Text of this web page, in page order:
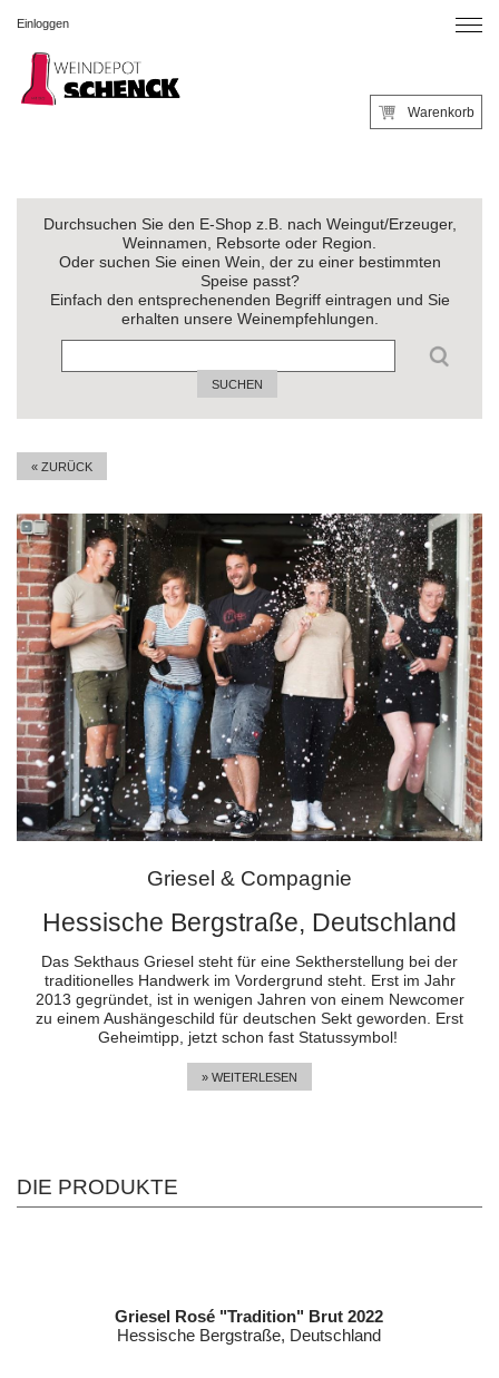
Einloggen
Warenkorb
Durchsuchen Sie den E-Shop z.B. nach Weingut/Erzeuger,
Weinnamen, Rebsorte oder Region.
Oder suchen Sie einen Wein, der zu einer bestimmten
Speise passt?
Einfach den entsprechenenden Begriff eintragen und Sie
erhalten unsere Weinempfehlungen.
SUCHEN
« ZURÜCK
Griesel & Compagnie
Hessische Bergstraße, Deutschland
Das Sekthaus Griesel steht für eine Sektherstellung bei der
traditionelles Handwerk im Vordergrund steht. Erst im Jahr
2013 gegründet, ist in wenigen Jahren von einem Newcomer
zu einem Aushängeschild für deutschen Sekt geworden. Erst
Geheimtipp, jetzt schon fast Statussymbol!
» WEITERLESEN
DIE PRODUKTE
Griesel Rosé "Tradition" Brut 2022
Hessische Bergstraße, Deutschland